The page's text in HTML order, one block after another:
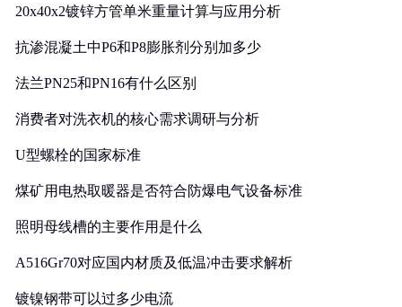
20x40x2镀锌方管单米重量计算与应用分析
抗渗混凝土中P6和P8膨胀剂分别加多少
法兰PN25和PN16有什么区别
消费者对洗衣机的核心需求调研与分析
U型螺栓的国家标准
煤矿用电热取暖器是否符合防爆电气设备标准
照明母线槽的主要作用是什么
A516Gr70对应国内材质及低温冲击要求解析
镀镍钢带可以过多少电流